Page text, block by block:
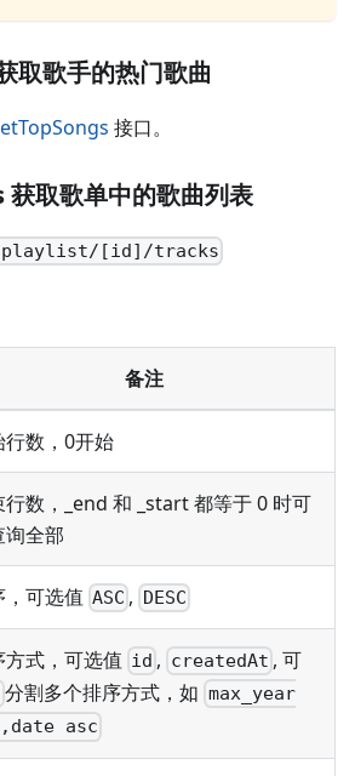
取歌手的热门歌曲
接口。
取歌单中的歌曲列表
[id]/tracks
备注
行数，0开始
行数，_end 和 _start 都等于 0 时可
询全部
，可选值 ASC , DESC
方式，可选值 id , createdAt , 可
分割多个排序方式，如 max_year
asc